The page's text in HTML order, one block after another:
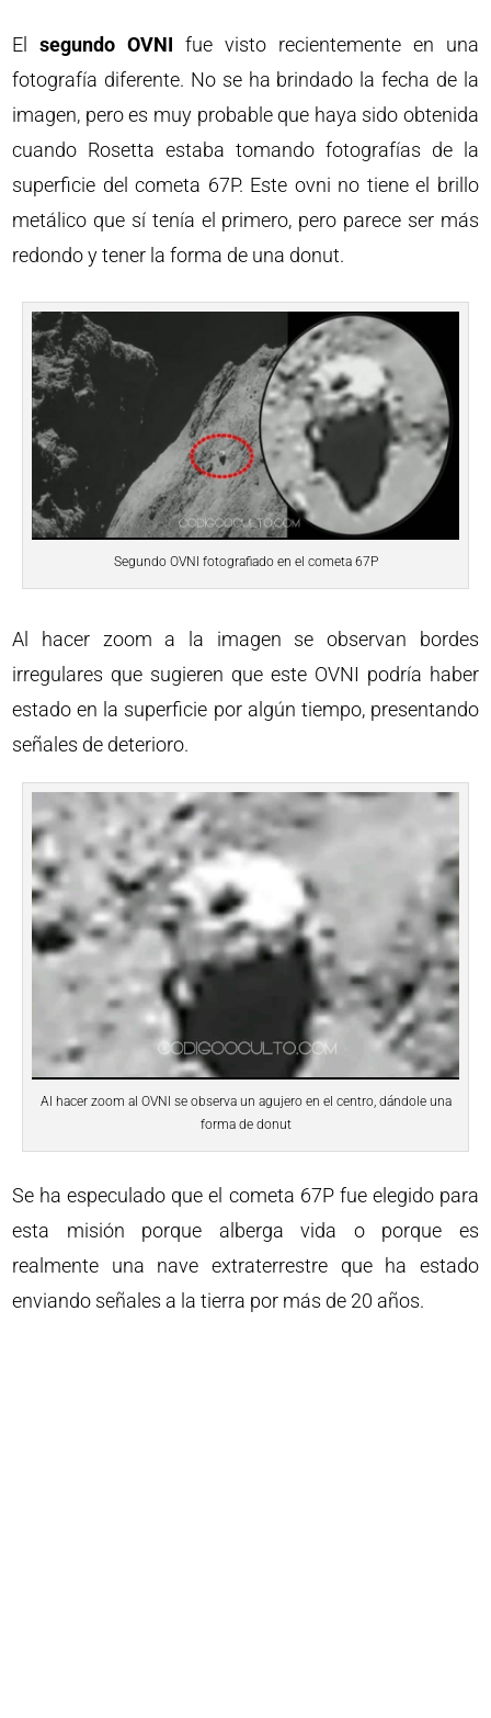
Elsegundo OVNI fue visto recientemente en una
fotografía diferente. No se ha brindado la fecha de la
imagen, pero es muy probable que haya sido obtenida
cuando Rosetta estaba tomando fotografías de la
superficie del cometa 67P. Este ovni no tiene el brillo
metálico que sí tenía el primero, pero parece ser más
redondo y tener la forma de una donut.
Segundo OVNI fotografiado en el cometa 67P
Al hacer zoom a la imagen se observan bordes
irregulares que sugieren que este OVNI podría haber
estado en la superficie por algún tiempo, presentando
señales de deterioro.
Al hacer zoom al OVNI se observa un agujero en el centro, dándole una
forma de donut
Se ha especulado que el cometa 67P fue elegido para
esta misión porque alberga vida o porque es
realmente una nave extraterrestre que ha estado
enviando señales a la tierra por más de 20 años.